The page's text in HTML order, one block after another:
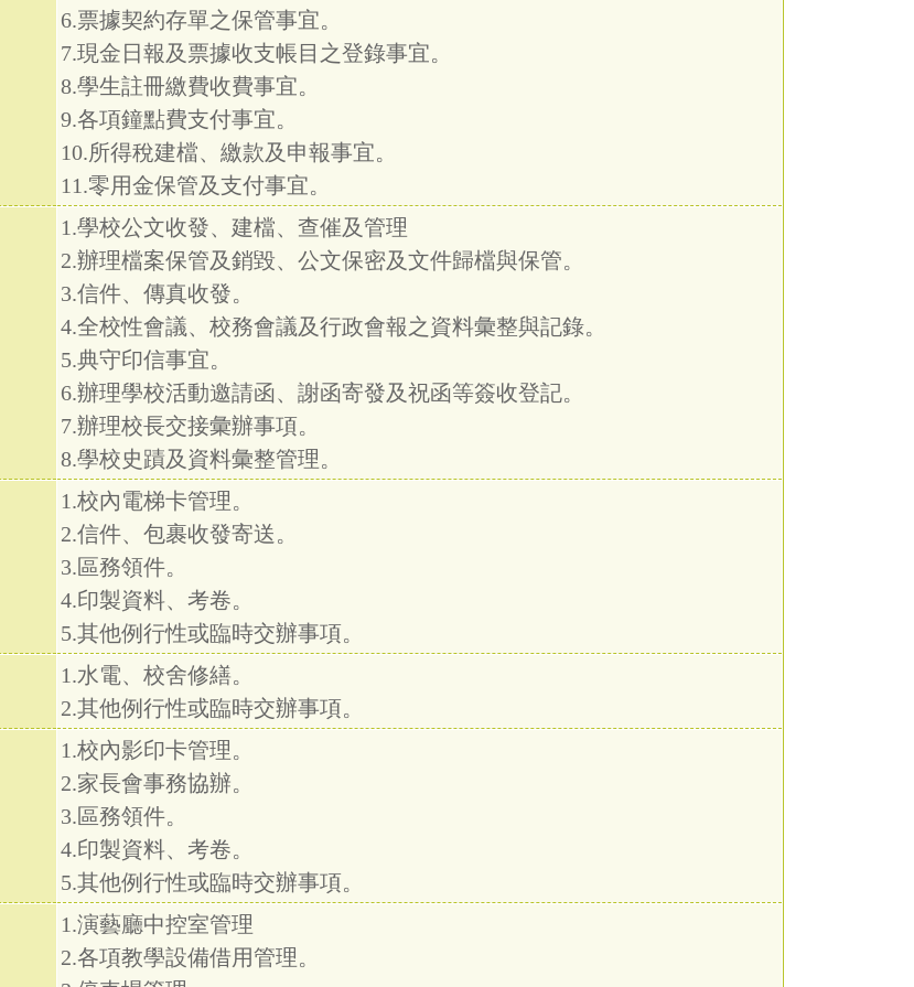
6.票據契約存單之保管事宜。
7.現金日報及票據收支帳目之登錄事宜。
8.學生註冊繳費收費事宜。
9.各項鐘點費支付事宜。
10.所得稅建檔、繳款及申報事宜。
11.零用金保管及支付事宜。
1.學校公文收發、建檔、查催及管理
2.辦理檔案保管及銷毀、公文保密及文件歸檔與保管。
3.信件、傳真收發。
4.全校性會議、校務會議及行政會報之資料彙整與記錄。
5.典守印信事宜。
6.辦理學校活動邀請函、謝函寄發及祝函等簽收登記。
7.辦理校長交接彙辦事項。
8.學校史蹟及資料彙整管理。
1.校內電梯卡管理。
2.信件、包裹收發寄送。
3.區務領件。
4.印製資料、考卷。
5.其他例行性或臨時交辦事項。
1.水電、校舍修繕。
2.其他例行性或臨時交辦事項。
1.校內影印卡管理。
2.家長會事務協辦。
3.區務領件。
4.印製資料、考卷。
5.其他例行性或臨時交辦事項。
1.演藝廳中控室管理
2.各項教學設備借用管理。